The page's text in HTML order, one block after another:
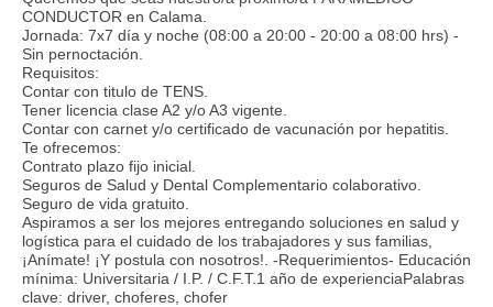
CONDUCTOR en Calama.
Jornada: 7x7 día y noche (08:00 a 20:00 - 20:00 a 08:00 hrs) -
Sin pernoctación.
Requisitos:
Contar con titulo de TENS.
Tener licencia clase A2 y/o A3 vigente.
Contar con carnet y/o certificado de vacunación por hepatitis.
Te ofrecemos:
Contrato plazo fijo inicial.
Seguros de Salud y Dental Complementario colaborativo.
Seguro de vida gratuito.
Aspiramos a ser los mejores entregando soluciones en salud y
logística para el cuidado de los trabajadores y sus familias,
¡Anímate! ¡Y postula con nosotros!. -Requerimientos- Educación
mínima: Universitaria / I.P. / C.F.T.1 año de experienciaPalabras
clave: driver, choferes, chofer